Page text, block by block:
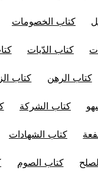
كتاب الخصومات
كتاب الدّيات
كتاب الرهن كتاب
كتاب الشركة
كتاب الشهادات
كتاب الصوم